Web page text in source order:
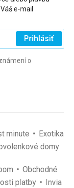
e-mail
Prihlásiť
o
minute
Exotika
domy
Obchodné
platby
Invia